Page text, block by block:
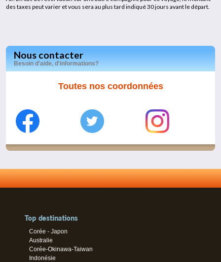
des taxes peut varier et vous sera au plus tard indiqué 30 jours avant le départ.
Nous contacter
Besoin d'aide, d'informations?
Toutes nos coordonnées
Top destinations
Corée - Japon
Australie
Corée-Okinawa-Taiwan
Indonésie